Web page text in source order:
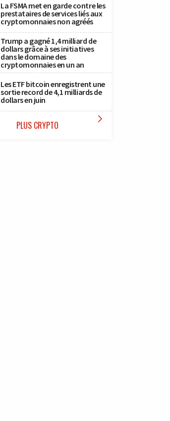
La FSMA met en garde contre les
prestataires de services liés aux
cryptomonnaies non agréés
Trump a gagné 1,4 milliard de
dollars grâce à ses initiatives
dans le domaine des
cryptomonnaies en un an
Les ETF bitcoin enregistrent une
sortie record de 4,1 milliards de
dollars en juin
PLUS CRYPTO 